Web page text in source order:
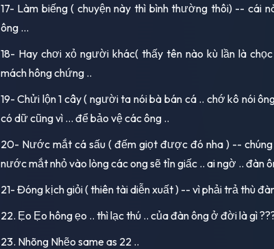
17- Làm biếng ( chuyện này thì bình thường thôi) -- cái
ông ...
18- Hay chơi xỏ người khác( thấy tên nào kù lần là
mách hông chứng ..
19- Chửi lộn 1 cây ( người ta nói bà bán cá .. chớ kô nói
có dữ cũng vì ... để bảo vệ các ông ..
20- Nước mắt cá sấu ( đếm giọt được đó nha ) --
nước mắt nhỏ vào lòng các ong sẽ tỉn giấc .. ai ngờ .. đàn
21- Đóng kịch giỏi ( thiên tài diễn xuất ) -- vì phải trả thù
22. Ẹo Ẹo hông ẹo .. thì lạc thú .. của đàn ông ở đời là gì
23. Nhõng Nhẽo same as 22 ..